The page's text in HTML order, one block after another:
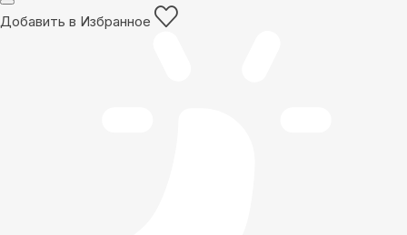
Добавить в Избранное